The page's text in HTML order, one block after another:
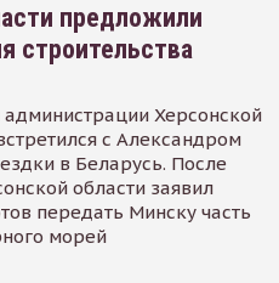
предложили
строительства
администрации Херсонской
с Александром
в Беларусь. После
области заявил
передать Минску часть
морей